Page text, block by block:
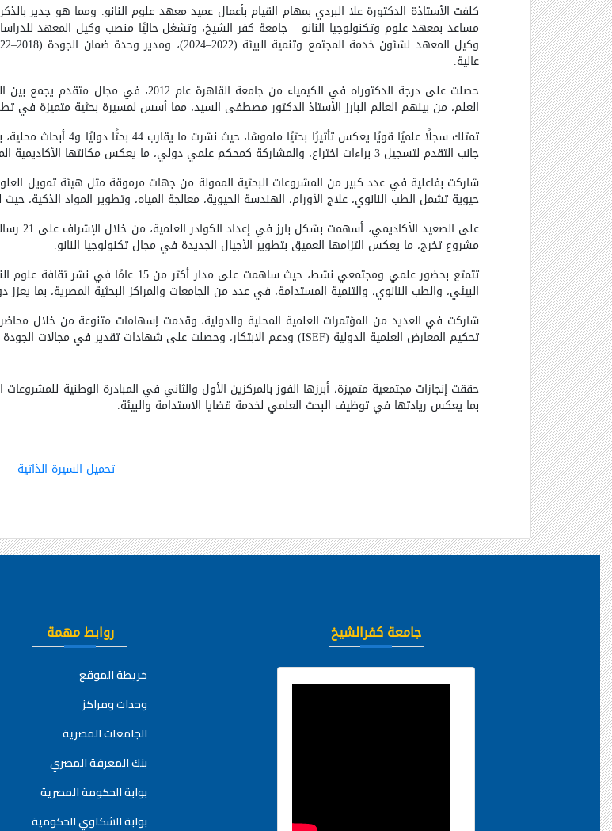
كلفت الأستاذة الدكتورة علا البردي بمهام القيام بأعمال عميد معهد علوم النانو. ومما هو جدير
مساعد بمعهد علوم وتكنولوجيا النانو –جامعة كفر الشيخ، وتشغل حاليًا منصب وكيل المعهد
وكيل المعهد لشئون خدمة المجتمع وتنمية البيئة (2022 –2024)، ومدير وحدة ضمان الجودة (2018 –
عالية.
حصلت على درجة الدكتوراه في الكيمياء من جامعة
العلم، من بينهم العالم البارز الأستاذ الدكتور مصطفى السيد، مما أسس لمسيرة بحثية متميزة في
تمتلك سجلًا علميًا قويًا يعكس تأثيرًا بحثيًا ملموسًا، حيث نشرت ما يقارب 44 بحثًا دوليًا و4 أبحاث محلية، بإجمالي معامل
جانب التقدم لتسجيل 3 براءات اختراع، والمشاركة كمحكم علمي دولي، ما يعكس مكانتها الأكاديمية المرموقة وثقة المجتمع العلمي في إنتاجها البحثي
شاركت بفاعلية في عدد كبير من المشروعات البحثية الممولة من جهات مرموقة مثل هيئة تمويل العلوم
حيوية تشمل الطب النانوي، علاج الأورام، الهندسة الحيوية، معالجة المياه، وتطوير المواد
مشروع تخرج، ما يعكس التزامها العميق بتطوير الأجيال الجديدة في مجال تكنولوجيا النانو.
تتمتع بحضور علمي ومجتمعي نشط، حيث
البيئي، والطب النانوي، والتنمية المستدامة، في عدد من الجامعات والمراكز البحثية المصرية، بما
شاركت في العديد من المؤتمرات العلمية المحلية والدولية، وقدمت إسهامات متنوعة من خلال
تحكيم المعارض العلمية الدولية (ISEF) ودعم الابتكار، وحصلت على شهادات تقدير في مجالات الجودة
بما يعكس ريادتها في توظيف البحث العلمي لخدمة قضايا الاستدامة والبيئة.
تحميل السيرة الذاتية
جامعة كفرالشيخ روابط مهمة
خريطة الموقع
وحدات ومراكز
الجامعات المصرية
بنك المعرفة المصري
بوابة الحكومة المصرية
بوابة الشكاوي الحكومية